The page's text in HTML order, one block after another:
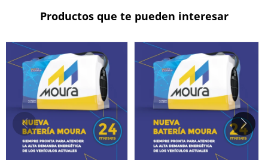
Productos que te pueden interesar